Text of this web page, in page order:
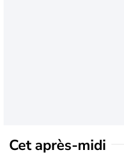
Cet après-midi